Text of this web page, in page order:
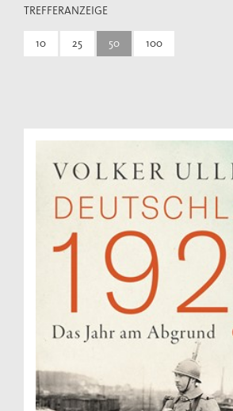
TREFFERANZEIGE
10 25 50 100